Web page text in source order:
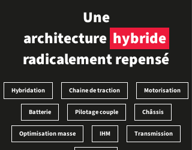
Une
architecture hybride
radicalement repensé
Hybridation Chaine de traction Motorisation
Batterie Pilotage couple Châssis
Optimisation masse IHM Transmission